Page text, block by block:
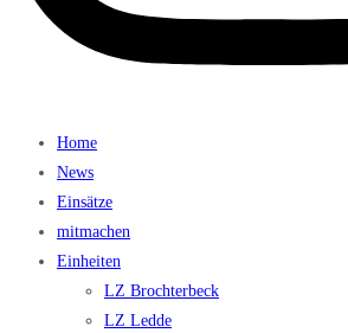
Home
News
Einsätze
mitmachen
Einheiten
LZ Brochterbeck
LZ Ledde